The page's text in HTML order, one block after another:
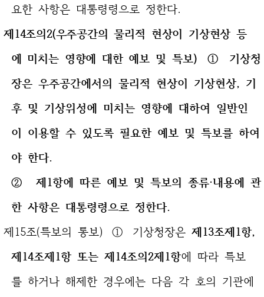
요한 사항은 대통령령으로 정한다.
제14조의2(우주공간의 물리적 현상이 기상현상 등
에 미치는 영향에 대한 예보 및 특보) ① 기상청
장은 우주공간에서의 물리적 현상이 기상현상, 기
후 및 기상위성에 미치는 영향에 대하여 일반인
이 이용할 수 있도록 필요한 예보 및 특보를 하여
야 한다.
② 제1항에 따른 예보 및 특보의 종류·내용에 관
한 사항은 대통령령으로 정한다.
제15조(특보의 통보) ① 기상청장은 제13조제1항,
제14조제1항 또는 제14조의2제1항에 따라 특보
를 하거나 해제한 경우에는 다음 각 호의 기관에